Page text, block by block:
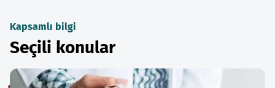
Kapsamlı bilgi
Seçili konular